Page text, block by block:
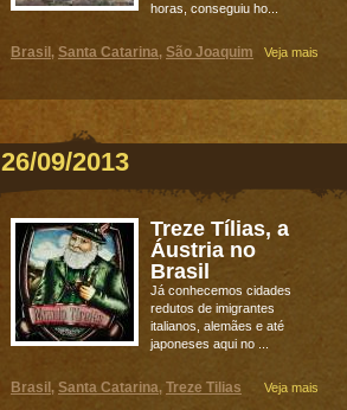
horas, conseguiu ho...
Veja mais
Brasil , Santa Catarina, São Joaquim
26/09/2013
Treze Tílias, a
Áustria no
Brasil
Já conhecemos cidades
redutos de imigrantes
italianos, alemães e até
japoneses aqui no ...
Veja mais
Brasil , Santa Catarina, Treze Tilias